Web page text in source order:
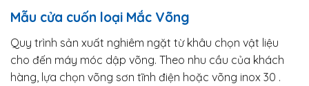
Mẫu cửa cuốn loại Mắc Võng
Quy trình sản xuất nghiêm ngặt từ khâu chọn vật liệu
cho đến máy móc dập võng. Theo nhu cầu của khách
hàng, lựa chọn võng sơn tĩnh điện hoặc võng inox 30 .